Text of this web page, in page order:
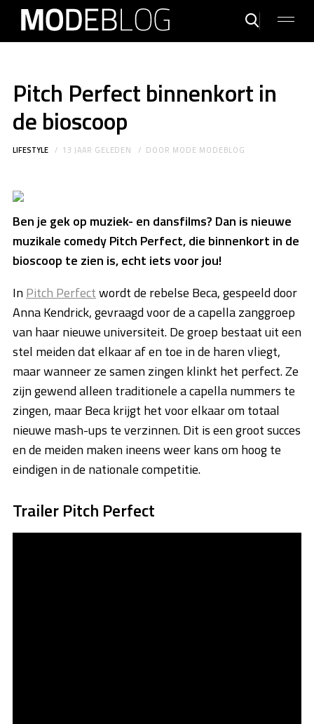
Pitch Perfect binnenkort in
de bioscoop
LIFESTYLE 13 JAAR GELEDEN DOOR MODE MODEBLOG
Ben je gek op muziek- en dansfilms? Dan is nieuwe
muzikale comedy Pitch Perfect, die binnenkort in de
bioscoop te zien is, echt iets voor jou!
InPitch Perfectwordt de rebelse Beca, gespeeld door
Anna Kendrick, gevraagd voor de a capella zanggroep
van haar nieuwe universiteit. De groep bestaat uit een
stel meiden dat elkaar af en toe in de haren vliegt,
maar wanneer ze samen zingen klinkt het perfect. Ze
zijn gewend alleen traditionele a capella nummers te
zingen, maar Beca krijgt het voor elkaar om totaal
nieuwe mash-ups te verzinnen. Dit is een groot succes
en de meiden maken ineens weer kans om hoog te
eindigen in de nationale competitie.
Trailer Pitch Perfect